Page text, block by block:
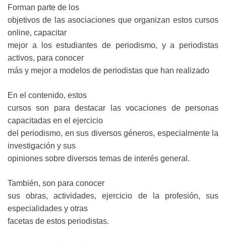
Forman parte de los
objetivos de las asociaciones que organizan estos cursos
online, capacitar
mejor a los estudiantes de periodismo, y a periodistas
activos, para conocer
más y mejor a modelos de periodistas que han realizado
En el contenido, estos
cursos son para destacar las vocaciones de personas
capacitadas en el ejercicio
del periodismo, en sus diversos géneros, especialmente la
investigación y sus
opiniones sobre diversos temas de interés general.
También, son para conocer
sus obras, actividades, ejercicio de la profesión, sus
especialidades y otras
facetas de estos periodistas.